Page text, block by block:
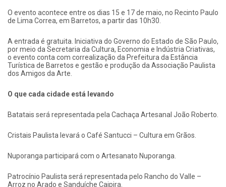
O evento acontece entre os dias 15 e 17 de maio, no Recinto Paulo
de Lima Correa, em Barretos, a partir das 10h30.
A entrada é gratuita. Iniciativa do Governo do Estado de São Paulo,
por meio da Secretaria da Cultura, Economia e Indústria Criativas,
o evento conta com correalização da Prefeitura da Estância
Turística de Barretos e gestão e produção da Associação Paulista
dos Amigos da Arte.
O que cada cidade está levando
Batatais será representada pela Cachaça Artesanal João Roberto.
Cristais Paulista levará o Café Santucci – Cultura em Grãos.
Nuporanga participará com o Artesanato Nuporanga.
Patrocínio Paulista será representada pelo Rancho do Valle –
Arroz no Arado e Sanduíche Caipira.